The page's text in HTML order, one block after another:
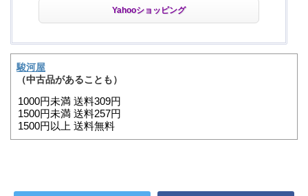
Yahooショッピング
駿河屋
（中古品があることも）
1000円未満 送料309円
1500円未満 送料257円
1500円以上 送料無料